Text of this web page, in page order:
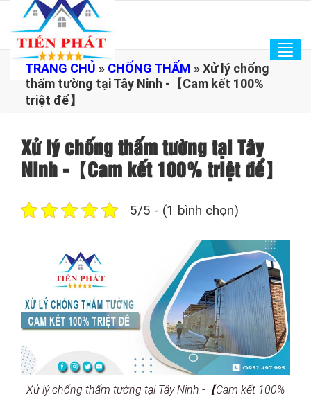
TRANG CHỦ » CHỐNG THẤM »Xử lý chống
thấm tường tại Tây Ninh -【Cam kết 100%
triệt để】
Xử lý chống thấm tường tại Tây
Ninh -【Cam kết 100% triệt để】
5/5 - (1 bình chọn)
Xử lý chống thấm tường tại Tây Ninh -【Cam kết 100%